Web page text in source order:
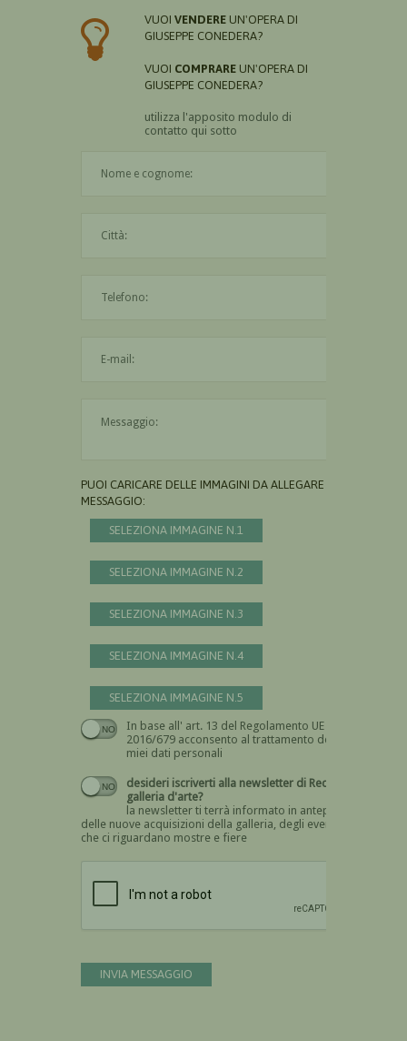
VUOI VENDERE UN'OPERA DI
GIUSEPPE CONEDERA?
VUOI COMPRARE UN'OPERA DI
GIUSEPPE CONEDERA?
utilizza l'apposito modulo di
contatto qui sotto
PUOI CARICARE DELLE IMMAGINI DA ALLEGARE AL
MESSAGGIO:
SELEZIONA IMMAGINE N.1
SELEZIONA IMMAGINE N.2
SELEZIONA IMMAGINE N.3
SELEZIONA IMMAGINE N.4
SELEZIONA IMMAGINE N.5
In base all' art. 13 del Regolamento UE n.
2016/679 acconsento al trattamento dei
miei dati personali
Devi dare il consenso
desideri iscriverti alla newsletter di Recta
galleria d'arte?
la newsletter ti terrà informato in anteprima
delle nuove acquisizioni della galleria, degli eventi
che ci riguardano mostre e fiere
INVIA MESSAGGIO